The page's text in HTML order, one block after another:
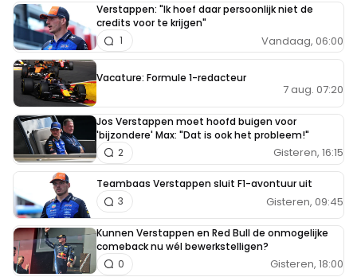
Verstappen: "Ik hoef daar persoonlijk niet de
credits voor te krijgen"
Vandaag, 06:00
1
Vacature: Formule 1-redacteur
7 aug. 07:20
Jos Verstappen moet hoofd buigen voor
'bijzondere' Max: "Dat is ook het probleem!"
Gisteren, 16:15
2
Teambaas Verstappen sluit F1-avontuur uit
Gisteren, 09:45
3
Kunnen Verstappen en Red Bull de onmogelijke
comeback nu wél bewerkstelligen?
Gisteren, 18:00
0